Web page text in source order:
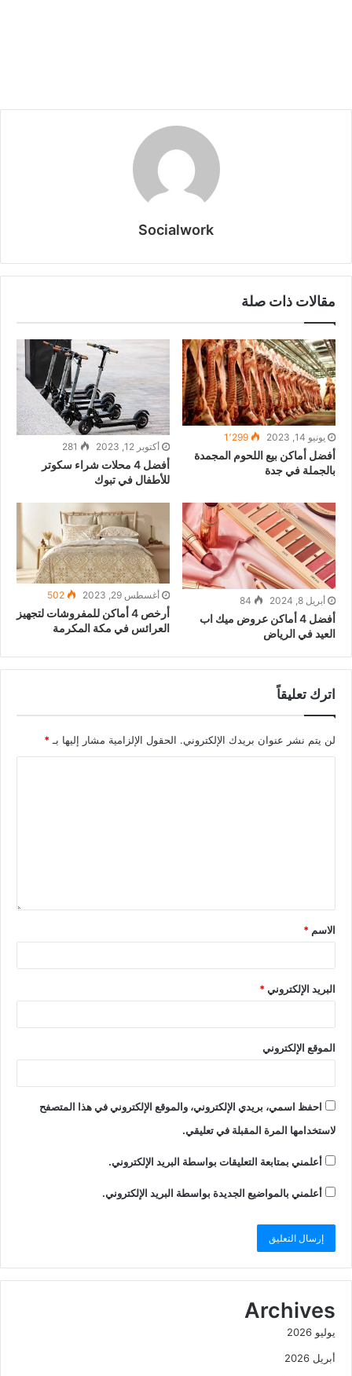
Socialwork
مقالات ذات صلة
يونيو 14, 2023 1٬299
أفضل أماكن بيع اللحوم المجمدة
بالجملة في جدة
أكتوبر 12, 2023 281
أفضل 4 محلات شراء سكوتر
للأطفال في تبوك
أبريل 8, 2024 84
أفضل 4 أماكن عروض ميك اب
العيد في الرياض
أغسطس 29, 2023 502
أرخص 4 أماكن للمفروشات لتجهيز
العرائس في مكة المكرمة
اترك تعليقاً
لن يتم نشر عنوان بريدك الإلكتروني. الحقول الإلزامية مشار إليها بـ *
الاسم *
البريد الإلكتروني*
الموقع الإلكتروني
احفظ اسمي، بريدي الإلكتروني، والموقع الإلكتروني في هذا المتصفح
لاستخدامها المرة المقبلة في تعليقي.
أعلمني بمتابعة التعليقات بواسطة البريد الإلكتروني.
أعلمني بالمواضيع الجديدة بواسطة البريد الإلكتروني.
Archives
يوليو 2026
أبريل 2026